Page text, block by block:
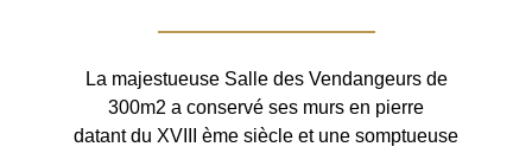
La majestueuse Salle des Vendangeurs de
300m2 a conservé ses murs en pierre
datant du XVIII ème siècle et une somptueuse